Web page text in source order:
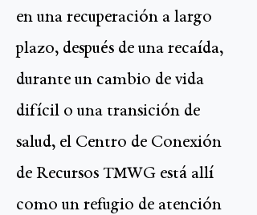
en una recuperación a largo
plazo, después de una recaída,
durante un cambio de vida
difícil o una transición de
salud, el Centro de Conexión
de Recursos TMWG está allí
como un refugio de atención